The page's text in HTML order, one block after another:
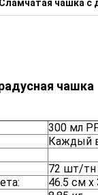
Сламчатая чашка с
чашка
300 мл
Каждый
72 шт/тн
46.5 см